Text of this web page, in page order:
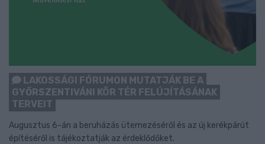
LAKOSSÁGI FÓRUMON MUTATJÁK BE A
GYŐRSZENTIVÁNI KÖR TÉR FELÚJÍTÁSÁNAK
TERVEIT
Augusztus 6-án a beruházás ütemezéséről és az új kerékpárút
építéséről is tájékoztatják az érdeklődőket.